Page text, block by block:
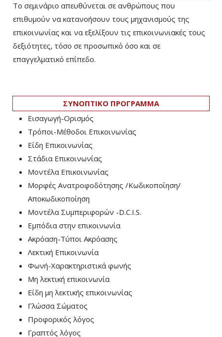
Το σεμινάριο απευθύνεται σε ανθρώπους που
επιθυμούν να κατανοήσουν τους μηχανισμούς της
επικοινωνίας και να εξελίξουν τις επικοινωνιακές τους
δεξιότητες, τόσο σε προσωπικό όσο και σε
επαγγελματικό επίπεδο.
ΣΥΝΟΠΤΙΚΟ ΠΡΟΓΡΑΜΜΑ
Εισαγωγή-Ορισμός
Τρόποι-Μέθοδοι Επικοινωνίας
Είδη Επικοινωνίας
Στάδια Επικοινωνίας
Μοντέλα Επικοινωνίας
Μορφές Ανατροφοδότησης /Κωδικοποίηση/
Αποκωδικοποίηση
Μοντέλα Συμπεριφορών -D.C.I.S.
Εμπόδια στην επικοινωνία
Ακρόαση-Τύποι Ακρόασης
Λεκτική Επικοινωνία
Φωνή-Χαρακτηριστικά φωνής
Μη λεκτική επικοινωνία
Είδη μη λεκτικής επικοινωνίας
Γλώσσα Σώματος
Προφορικός λόγος
Γραπτός λόγος